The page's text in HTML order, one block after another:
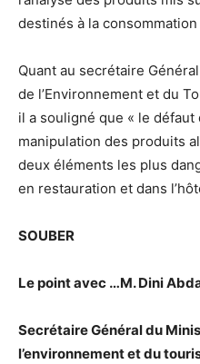
destinés à la consommation
Quant au secrétaire
de l’Environnement et du
il a souligné que « le défaut
manipulation des produits
deux éléments les plus
en restauration et dans
SOUBER
Le point avec …M. Dini
Secrétaire Général du
l’environnement et du